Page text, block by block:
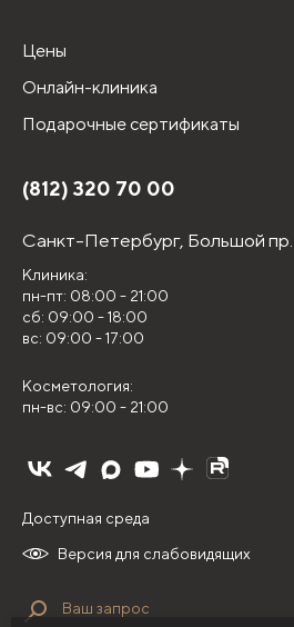
Цены
Онлайн-клиника
Подарочные сертификаты
(812) 320 70 00
Санкт-Петербург, Большой
Клиника:
пн-пт: 08:00 - 21:00
сб: 09:00 - 18:00
вс: 09:00 - 17:00
Косметология:
пн-вс: 09:00 - 21:00
Версия для слабовидящих
Доступная среда